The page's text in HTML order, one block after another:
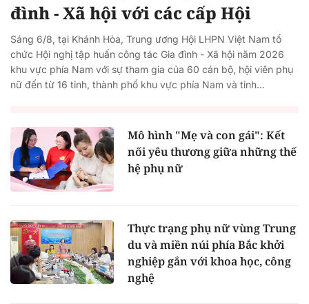
đình - Xã hội với các cấp Hội
Sáng 6/8, tại Khánh Hòa, Trung ương Hội LHPN Việt Nam tổ
chức Hội nghị tập huấn công tác Gia đình - Xã hội năm 2026
khu vực phía Nam với sự tham gia của 60 cán bộ, hội viên phụ
nữ đến từ 16 tỉnh, thành phố khu vực phía Nam và tỉnh...
Mô hình "Mẹ và con gái": Kết
nối yêu thương giữa những thế
hệ phụ nữ
Thực trạng phụ nữ vùng Trung
du và miền núi phía Bắc khởi
nghiệp gắn với khoa học, công
nghệ